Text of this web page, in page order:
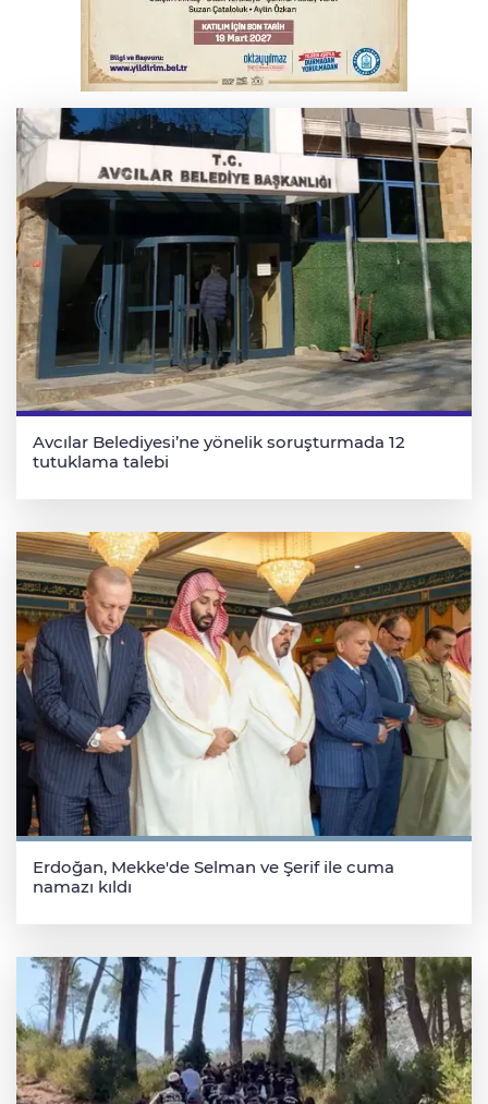
TOFAŞ Basketbol'da sağlık kontrolleri
başladı
Avcılar Belediyesi’ne yönelik soruşturmada 12
tutuklama talebi
Erdoğan, Mekke'de Selman ve Şerif ile cuma
namazı kıldı